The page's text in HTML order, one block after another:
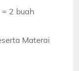
2 buah
Materai